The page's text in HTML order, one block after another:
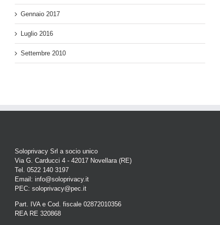
Gennaio 2017
Luglio 2016
Settembre 2010
Soloprivacy Srl a socio unico
Via G. Carducci 4 - 42017 Novellara (RE)
Tel. 0522 140 3197
Email: info@soloprivacy.it
PEC: soloprivacy@pec.it
Part. IVA e Cod. fiscale 02872010356
REA RE 320868